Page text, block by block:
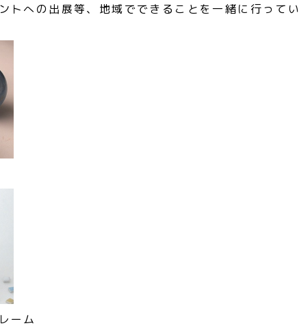
トへの出展等、地域でできることを一緒に行って
ーム